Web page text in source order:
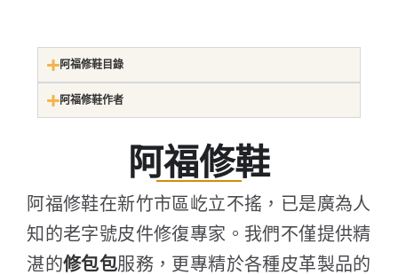
阿福修鞋目錄
阿福修鞋作者
阿福修鞋
阿福修鞋在新竹市區屹立不搖，已是廣為人
知的老字號皮件修復專家。我們不僅提供精
湛的修包包服務，更專精於各種皮革製品的